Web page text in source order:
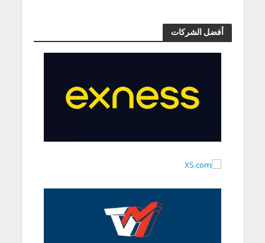
أفضل الشركات